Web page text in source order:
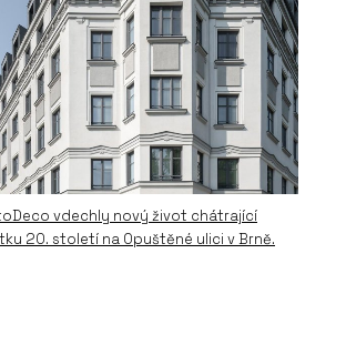
vdechly nový život chátrající
20. století na Opuštěné ulici v Brně.